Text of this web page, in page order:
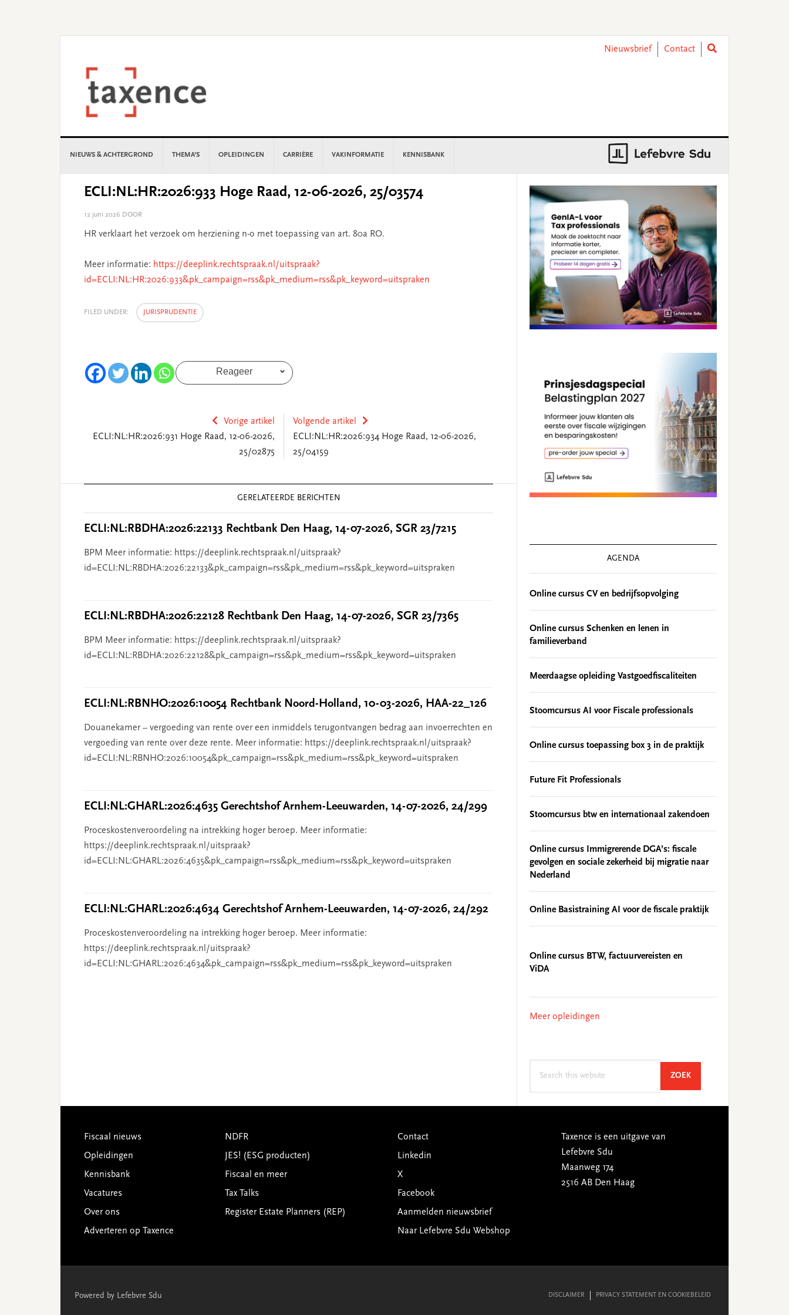
Nieuwsbrief
Contact
NIEUWS & ACHTERGROND THEMA’S OPLEIDINGEN CARRIÈRE VAKINFORMATIE KENNISBANK
ECLI:NL:HR:2026:933 Hoge Raad, 12-06-2026, 25/03574
12 juni 2026 DOOR
HR verklaart het verzoek om herziening n-o met toepassing van art. 80a RO.
Meer informatie: https://deeplink.rechtspraak.nl/uitspraak?
id=ECLI:NL:HR:2026:933&pk_campaign=rss&pk_medium=rss&pk_keyword=uitspraken
FILED UNDER: JURISPRUDENTIE
Reageer
Vorige artikel
ECLI:NL:HR:2026:931 Hoge Raad, 12-06-2026,
25/02875
Volgende artikel
ECLI:NL:HR:2026:934 Hoge Raad, 12-06-2026,
25/04159
GERELATEERDE BERICHTEN
ECLI:NL:RBDHA:2026:22133 Rechtbank Den Haag, 14-07-2026, SGR 23/7215
BPM Meer informatie: https://deeplink.rechtspraak.nl/uitspraak?
id=ECLI:NL:RBDHA:2026:22133&pk_campaign=rss&pk_medium=rss&pk_keyword=uitspraken
ECLI:NL:RBDHA:2026:22128 Rechtbank Den Haag, 14-07-2026, SGR 23/7365
BPM Meer informatie: https://deeplink.rechtspraak.nl/uitspraak?
id=ECLI:NL:RBDHA:2026:22128&pk_campaign=rss&pk_medium=rss&pk_keyword=uitspraken
ECLI:NL:RBNHO:2026:10054 Rechtbank Noord-Holland, 10-03-2026, HAA-22_126
Douanekamer – vergoeding van rente over een inmiddels terugontvangen bedrag aan invoerrechten en
vergoeding van rente over deze rente. Meer informatie: https://deeplink.rechtspraak.nl/uitspraak?
id=ECLI:NL:RBNHO:2026:10054&pk_campaign=rss&pk_medium=rss&pk_keyword=uitspraken
ECLI:NL:GHARL:2026:4635 Gerechtshof Arnhem-Leeuwarden, 14-07-2026, 24/299
Proceskostenveroordeling na intrekking hoger beroep. Meer informatie:
https://deeplink.rechtspraak.nl/uitspraak?
id=ECLI:NL:GHARL:2026:4635&pk_campaign=rss&pk_medium=rss&pk_keyword=uitspraken
ECLI:NL:GHARL:2026:4634 Gerechtshof Arnhem-Leeuwarden, 14-07-2026, 24/292
Proceskostenveroordeling na intrekking hoger beroep. Meer informatie:
https://deeplink.rechtspraak.nl/uitspraak?
id=ECLI:NL:GHARL:2026:4634&pk_campaign=rss&pk_medium=rss&pk_keyword=uitspraken
Sidebar
AGENDA
Online cursus CV en bedrijfsopvolging
Online cursus Schenken en lenen in
familieverband
Meerdaagse opleiding Vastgoedfiscaliteiten
Stoomcursus AI voor Fiscale professionals
Online cursus toepassing box 3 in de praktijk
Future Fit Professionals
Stoomcursus btw en internationaal zakendoen
Online cursus Immigrerende DGA’s: fiscale
gevolgen en sociale zekerheid bij migratie naar
Nederland
Online Basistraining AI voor de fiscale praktijk
Online cursus BTW, factuurvereisten en
ViDA
Meer opleidingen
ZOEKSEARCH
Footer
Fiscaal nieuws
Opleidingen
Kennisbank
Vacatures
Over ons
Adverteren op Taxence
NDFR
JES! (ESG producten)
Fiscaal en meer
Tax Talks
Register Estate Planners (REP)
Contact
Linkedin
X
Facebook
Aanmelden nieuwsbrief
Naar Lefebvre Sdu Webshop
Taxence is een uitgave van
Lefebvre Sdu
Maanweg 174
2516 AB Den Haag
Powered by Lefebvre Sdu DISCLAIMER PRIVACY STATEMENT EN COOKIEBELEID